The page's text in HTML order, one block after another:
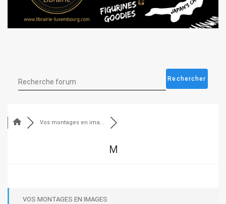
Vos montages en ima...
M
VOS MONTAGES EN IMAGES